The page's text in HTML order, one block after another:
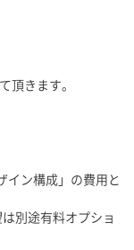
として複数
タントの採
した。
行った後、
任。
立案・開発に
頂きます。
イン構成」の費用と
別途有料オプショ